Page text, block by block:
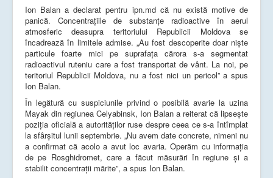
Ion Balan a declarat pentru ipn.md că nu există motive de
panică. Concentrațiile de substanțe radioactive în aerul
atmosferic deasupra teritoriului Republicii Moldova se
încadrează în limitele admise. „Au fost descoperite doar niște
particule foarte mici pe suprafața cărora s-a segmentat
radioactivul ruteniu care a fost transportat de vânt. La noi, pe
teritoriul Republicii Moldova, nu a fost nici un pericol” a spus
Ion Balan.
În legătură cu suspiciunile privind o posibilă avarie la uzina
Mayak din regiunea Celyabinsk, Ion Balan a reiterat că lipsește
poziția oficială a autorităților ruse despre ceea ce s-a întîmplat
la sfârșitul lunii septembrie. „Nu avem date concrete, nimeni nu
a confirmat că acolo a avut loc avaria. Operăm cu informația
de pe Rosghidromet, care a făcut măsurări în regiune și a
stabilit concentrații mărite”, a spus Ion Balan.